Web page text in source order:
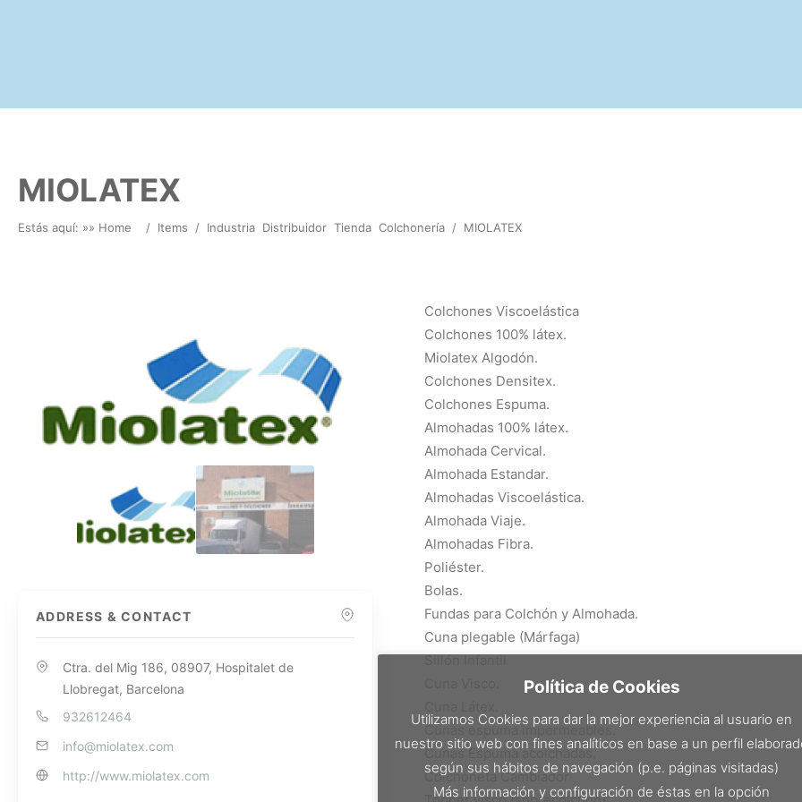
MIOLATEX
Estás aquí: »» Home / Items / Industria Distribuidor Tienda Colchonería / MIOLATEX
ADDRESS & CONTACT
Ctra. del Mig 186, 08907, Hospitalet de
Llobregat, Barcelona
932612464
info@miolatex.com
http://www.miolatex.com
Colchones Viscoelástica
Colchones 100% látex.
Miolatex Algodón.
Colchones Densitex.
Colchones Espuma.
Almohadas 100% látex.
Almohada Cervical.
Almohada Estandar.
Almohadas Viscoelástica.
Almohada Viaje.
Almohadas Fibra.
Poliéster.
Bolas.
Fundas para Colchón y Almohada.
Cuna plegable (Márfaga)
Sillón Infantil
Cunas espuma impermeables.
Cunas Espuma acolchadas.
Colchoneta Cambiador
Política de Cookies
Utilizamos Cookies para dar la mejor experiencia al usuario en
nuestro sitio web con fines analíticos en base a un perfil
según sus hábitos de navegación (p.e. páginas visitadas)
Más información y configuración de éstas en la opción